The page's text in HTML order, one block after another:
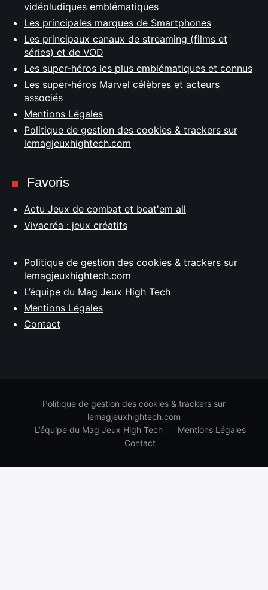
vidéoludiques emblématiques
Les principales marques de Smartphones
Les principaux canaux de streaming (films et
séries) et de VOD
Les super-héros les plus emblématiques et connus
Les super-héros Marvel célèbres et acteurs
associés
Mentions Légales
Politique de gestion des cookies & trackers sur
lemagjeuxhightech.com
Favoris
Actu Jeux de combat et beat'em all
Vivacréa : jeux créatifs
Politique de gestion des cookies & trackers sur
lemagjeuxhightech.com
L’équipe du Mag Jeux High Tech
Mentions Légales
Contact
Politique de gestion des cookies & trackers sur
lemagjeuxhightech.com
L’équipe du Mag Jeux High Tech
Mentions Légales
Contact